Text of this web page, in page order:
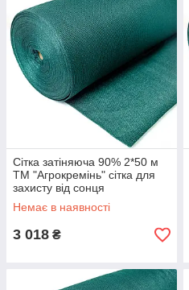
Сітка затіняюча 90% 2*50 м
ТМ "Агрокремінь" сітка для
захисту від сонця
Немає в наявності
3 018 ₴